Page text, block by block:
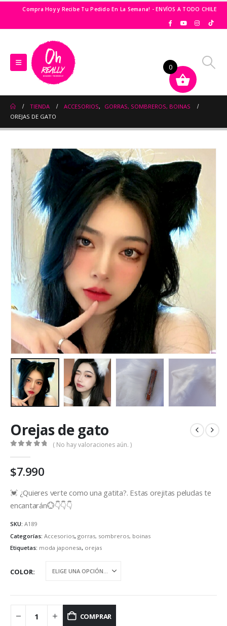
Compra Hoy y Recibe Tu Pedido En La Semana! - ENVÍOS A TODO CHILE
TIENDA ACCESORIOS,
GORRAS, SOMBREROS, BOINAS
OREJAS DE GATO
Orejas de gato
( No hay valoraciones aún. )
$7.990
💓 ¿Quieres verte como una gatita?. Estas orejitas peludas te
encantarán💮👇👇👇
SKU: A189
Categorías: Accesorios, gorras, sombreros, boinas
Etiquetas: moda japonesa, orejas
COLOR
COMPRAR
0